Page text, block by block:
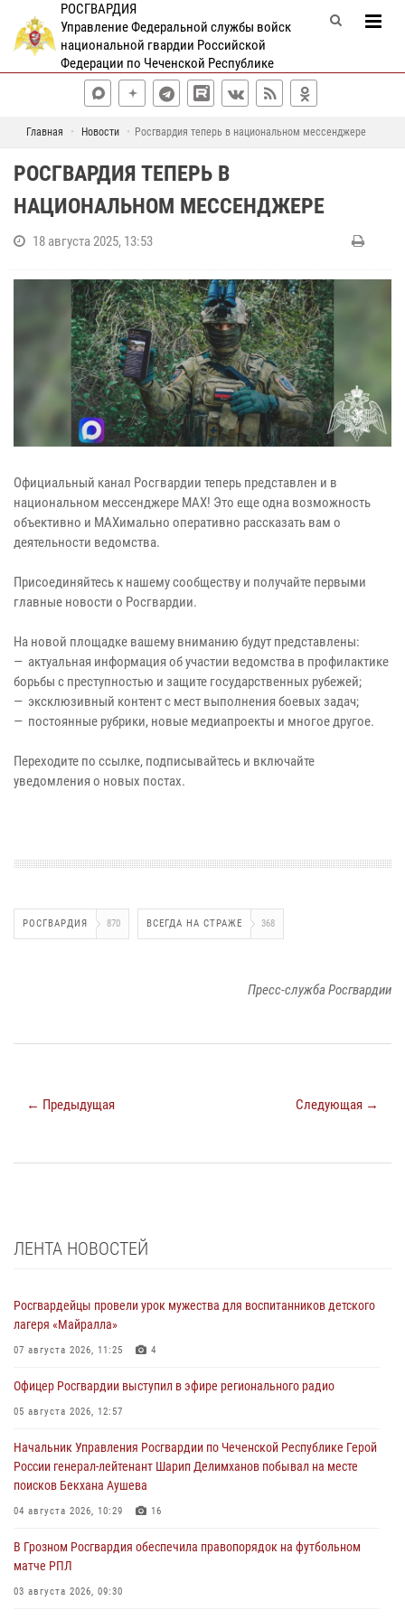
РОСГВАРДИЯ
Управление Федеральной службы войск
национальной гвардии Российской
Федерации по Чеченской Республике
Главная Новости Росгвардия теперь в национальном мессенджере
РОСГВАРДИЯ ТЕПЕРЬ В
НАЦИОНАЛЬНОМ МЕССЕНДЖЕРЕ
18 августа 2025, 13:53
Официальный канал Росгвардии теперь представлен и в
национальном мессенджере MAX! Это еще одна возможность
объективно и MAXимально оперативно рассказать вам о
деятельности ведомства.
Присоединяйтесь к нашему сообществу и получайте первыми
главные новости о Росгвардии.
На новой площадке вашему вниманию будут представлены:
— актуальная информация об участии ведомства в профилактике
борьбы с преступностью и защите государственных рубежей;
— эксклюзивный контент с мест выполнения боевых задач;
— постоянные рубрики, новые медиапроекты и многое другое.
Переходите по ссылке, подписывайтесь и включайте
уведомления о новых постах.
РОСГВАРДИЯ 870 ВСЕГДА НА СТРАЖЕ 368
Пресс-служба Росгвардии
← Предыдущая Следующая →
ЛЕНТА НОВОСТЕЙ
Росгвардейцы провели урок мужества для воспитанников детского
лагеря «Майралла»
07 августа 2026, 11:25 4
Офицер Росгвардии выступил в эфире регионального радио
05 августа 2026, 12:57
Начальник Управления Росгвардии по Чеченской Республике Герой
России генерал-лейтенант Шарип Делимханов побывал на месте
поисков Бекхана Аушева
04 августа 2026, 10:29 16
В Грозном Росгвардия обеспечила правопорядок на футбольном
матче РПЛ
03 августа 2026, 09:30